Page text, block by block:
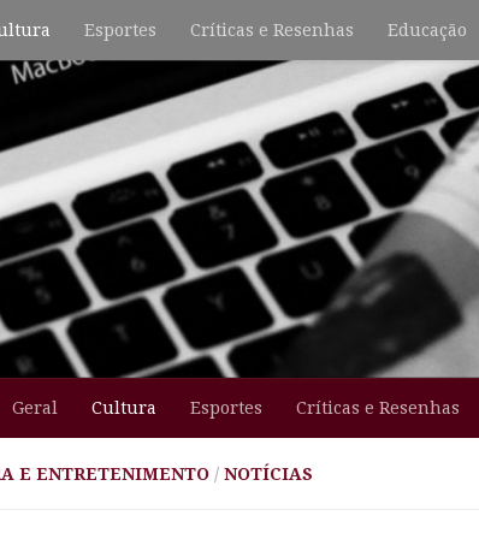
Esportes Críticas e Resenhas Educação
Geral Cultura Esportes Críticas e Resenhas
E ENTRETENIMENTO / NOTÍCIAS